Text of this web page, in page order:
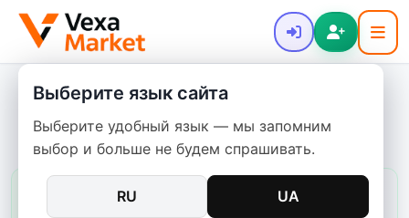
Выберите язык сайта
Выберите удобный язык — мы запомним
выбор и больше не будем спрашивать.
RU UA
Pod-системы (вейпы) - большой
выбор на VexaMarket
Цены в этой категории:
300–1 200 ₴
предложений